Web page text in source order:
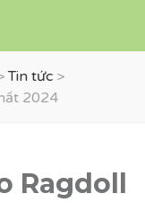
Tin tức >
2024
Ragdoll